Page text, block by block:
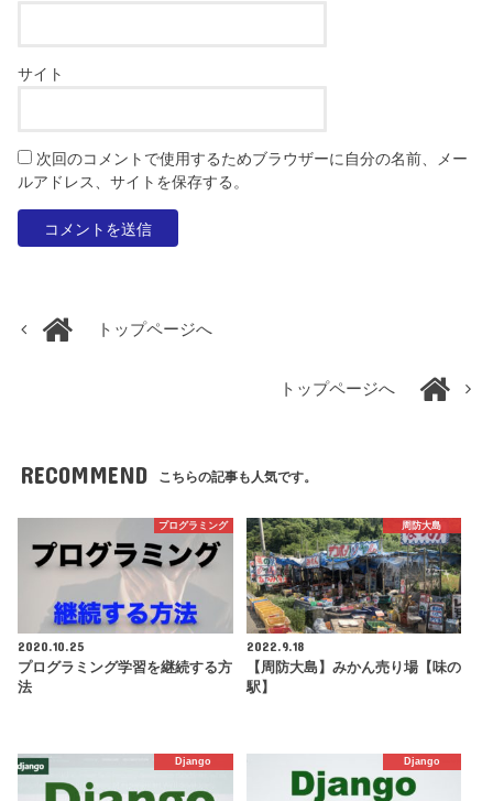
サイト
次回のコメントで使用するためブラウザーに自分の名前、メー
ルアドレス、サイトを保存する。
トップページへ
トップページへ
RECOMMEND こちらの記事も人気です。
プログラミング
2020.10.25
プログラミング学習を継続する方
法
周防大島
2022.9.18
【周防大島】みかん売り場【味の
駅】
Django Django